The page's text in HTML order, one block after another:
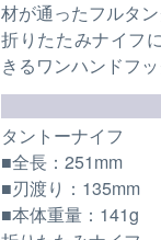
材が通ったフルタン
折りたたみナイフ
きるワンハンドフッ
タントーナイフ
■全長：251mm
■刃渡り：135mm
■本体重量：141g